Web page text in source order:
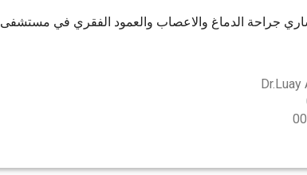
جراحة الدماغ والاعصاب والعمود الفقري في مستشفى
Dr.Luay